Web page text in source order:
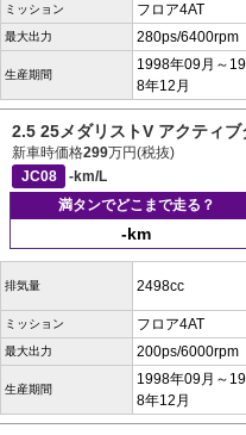
ミッション フロア4AT
最大出力 280ps/6400rpm
生産期間
1998年09月～
8年12月
2.5 25メダリストV アクティ
新車時価格299万円(税抜)
JC08
-km/L
満タンでどこまで走る？
-km
排気量 2498cc
ミッション フロア4AT
最大出力 200ps/6000rpm
生産期間
1998年09月～
8年12月